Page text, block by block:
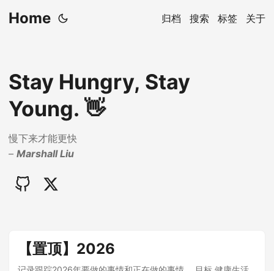
Home 归档 搜索 标签 关于
Stay Hungry, Stay
Young. 👋
慢下来才能更快
– Marshall Liu
【置顶】2026